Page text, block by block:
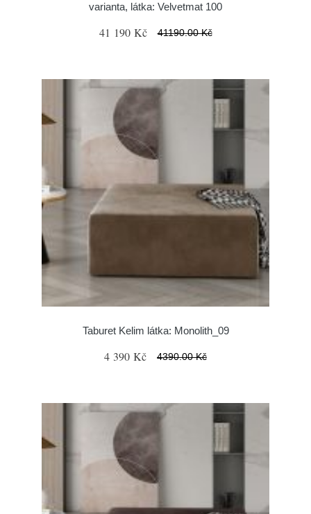
varianta, látka: Velvetmat 100
41 190 Kč 41190.00 Kč
Taburet Kelim látka: Monolith_09
4 390 Kč 4390.00 Kč